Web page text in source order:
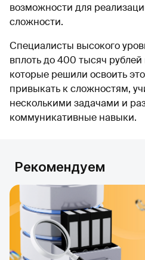
возможности для
сложности.
Специалисты высокого
вплоть до 400 тысяч
которые решили освоить
привыкать к сложностям,
несколькими задачами и
коммуникативные навыки.
Рекомендуем